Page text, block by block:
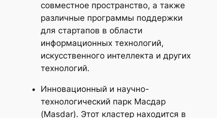
совместное пространство, а также
различные программы поддержки
для стартапов в области
информационных технологий,
искусственного интеллекта и других
технологий.
Инновационный и научно-
технологический парк Масдар
(Masdar). Этот кластер находится в